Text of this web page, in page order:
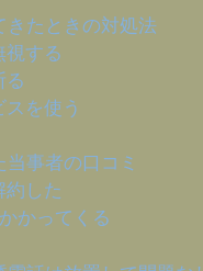
たときの対処法
する
る
を使う
事者の口コミ
約した
かってくる